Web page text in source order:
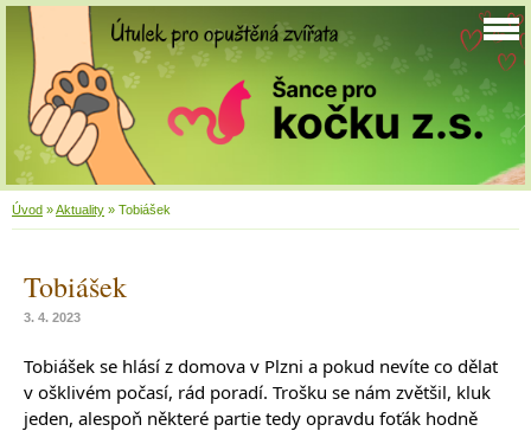
Úvod »Aktuality » Tobiášek
Tobiášek
3. 4. 2023
Tobiášek se hlásí z domova v Plzni a pokud nevíte co dělat
v ošklivém počasí, rád poradí. Trošku se nám zvětšil, kluk
jeden, alespoň některé partie tedy opravdu foťák hodně